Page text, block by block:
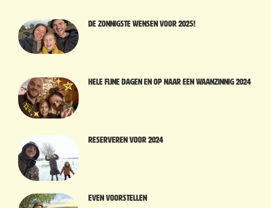
De zonnigste wensen voor 2025!
Hele fijne dagen en op naar een waanzinnig 2024
Reserveren voor 2024
Even voorstellen